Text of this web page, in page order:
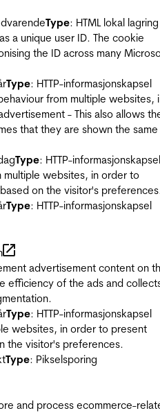
Type: HTML lokal lagring
a unique user ID. The cookie
the ID across many
Type: HTTP-informasjonskapsel
from multiple websites,
- This also allows
that they are shown the same
Type: HTTP-informasjonskapsel
multiple websites, in order to
on the visitor's
Type: HTTP-informasjonskapsel
advertisement content on
efficiency of the ads and
Type: HTTP-informasjonskapsel
websites, in order to present
the visitor's preferences.
Type: Pikselsporing
and process ecommerce-